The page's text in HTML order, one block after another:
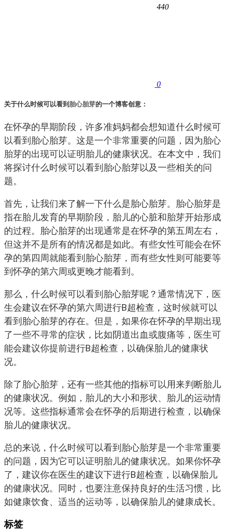
440
0
关于什么时候可以看到 胎心胎芽的一个博客创意：
在怀孕的早期阶段，许多准妈妈都会想知道什么时候可
以看到胎心胎芽。这是一个非常重要的问题，因为胎心
胎芽的出现可以证明胎儿的健康状况。在本文中，我们
将探讨什么时候可以看到胎心胎芽以及一些相关的问
题。
首先，让我们来了解一下什么是胎心胎芽。胎心胎芽是
指在胎儿发育的早期阶段，胎儿的心脏和胎芽开始形成
的过程。胎心胎芽的出现通常是在怀孕的第五周左右，
但这并不是所有的情况都是如此。有些女性可能会在怀
孕的第四周就能看到胎心胎芽，而有些女性则可能要等
到怀孕的第六周或更晚才能看到。
那么，什么时候可以看到胎心胎芽呢？通常情况下，医
生会建议在怀孕的第六周进行B超检查，这时候就可以
看到胎心胎芽的存在。但是，如果你在怀孕的早期出现
了一些不寻常的症状，比如阴道出血或腹痛等，医生可
能会建议你提前进行B超检查，以确保胎儿的健康状
况。
除了胎心胎芽，还有一些其他的指标可以用来判断胎儿
的健康状况。例如，胎儿的大小和形状、胎儿的运动情
况等。这些指标通常会在怀孕的后期进行检查，以确保
胎儿的健康状况。
总的来说，什么时候可以看到胎心胎芽是一个非常重要
的问题，因为它可以证明胎儿的健康状况。如果你怀孕
了，建议你在医生的建议下进行B超检查，以确保胎儿
的健康状况。同时，也要注意保持良好的生活习惯，比
如健康饮食、适当的运动等，以确保胎儿的健康成长。
标签